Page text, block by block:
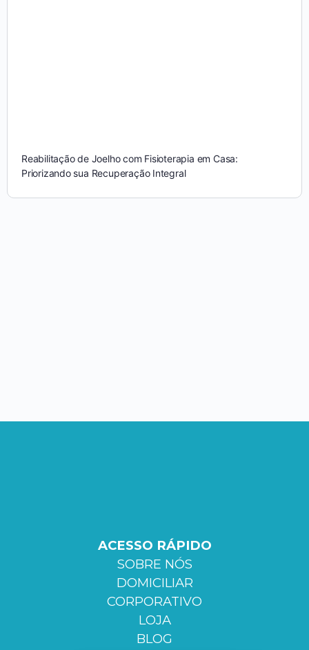
Reabilitação de Joelho com Fisioterapia em Casa:
Priorizando sua Recuperação Integral
ACESSO RÁPIDO
SOBRE NÓS
DOMICILIAR
CORPORATIVO
LOJA
BLOG